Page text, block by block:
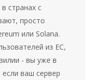
странах с
просто
или Solana.
из ЕС,
- вы уже в
ваш сервер